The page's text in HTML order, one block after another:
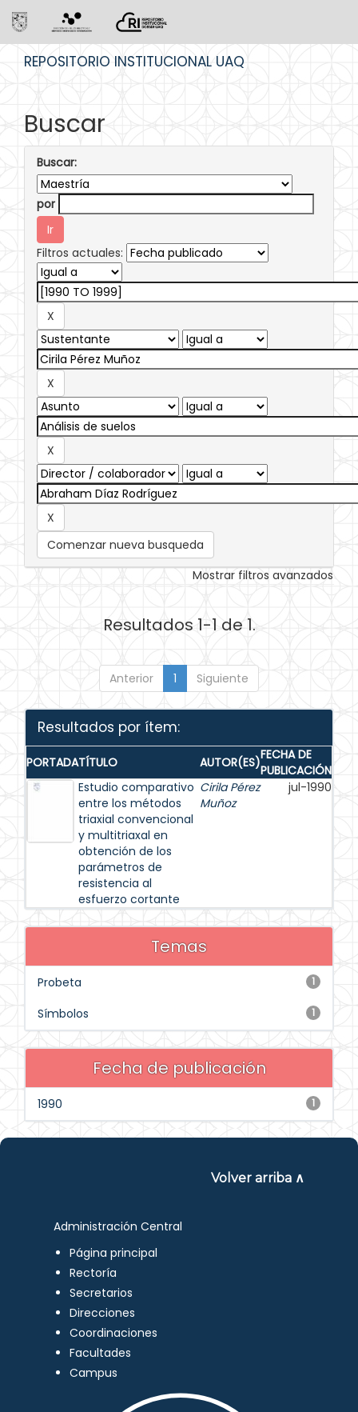
REPOSITORIO INSTITUCIONAL UAQ
Buscar
Buscar:
por
Filtros actuales:
Comenzar nueva busqueda
Mostrar filtros avanzados
Resultados 1-1 de 1.
Anterior 1 Siguiente
Resultados por ítem:
PORTADATÍTULO AUTOR(ES)FECHA DE
PUBLICACIÓN
Estudio comparativo
entre los métodos
triaxial convencional
y multitriaxal en
obtención de los
parámetros de
resistencia al
esfuerzo cortante
Cirila Pérez
Muñoz
jul-1990
Temas
1
Probeta
1
Símbolos
Fecha de publicación
1
1990
Volver arriba ∧
Administración Central
Página principal
Rectoría
Secretarios
Direcciones
Coordinaciones
Facultades
Campus